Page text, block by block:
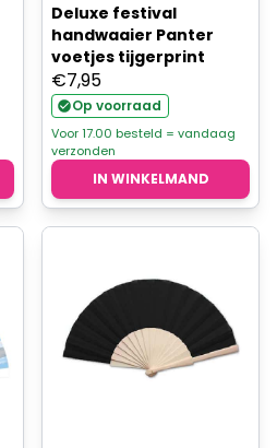
Deluxe festival
handwaaier Panter
voetjes tijgerprint
€7,95
Op voorraad
Voor 17.00 besteld = vandaag
verzonden
IN WINKELMAND